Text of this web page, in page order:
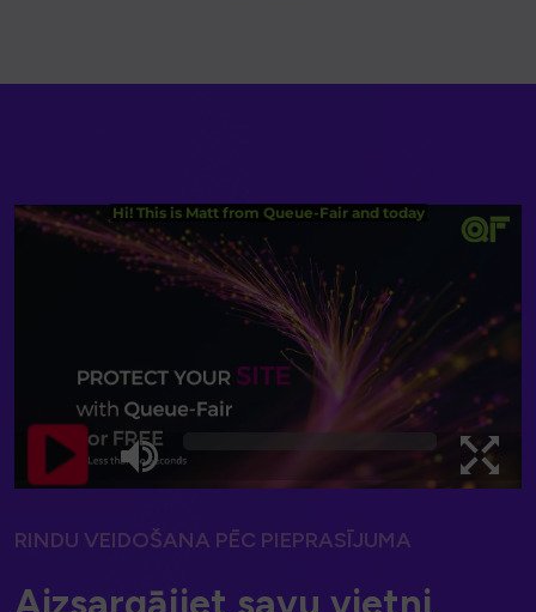
RINDU VEIDOŠANA PĒC PIEPRASĪJUMA